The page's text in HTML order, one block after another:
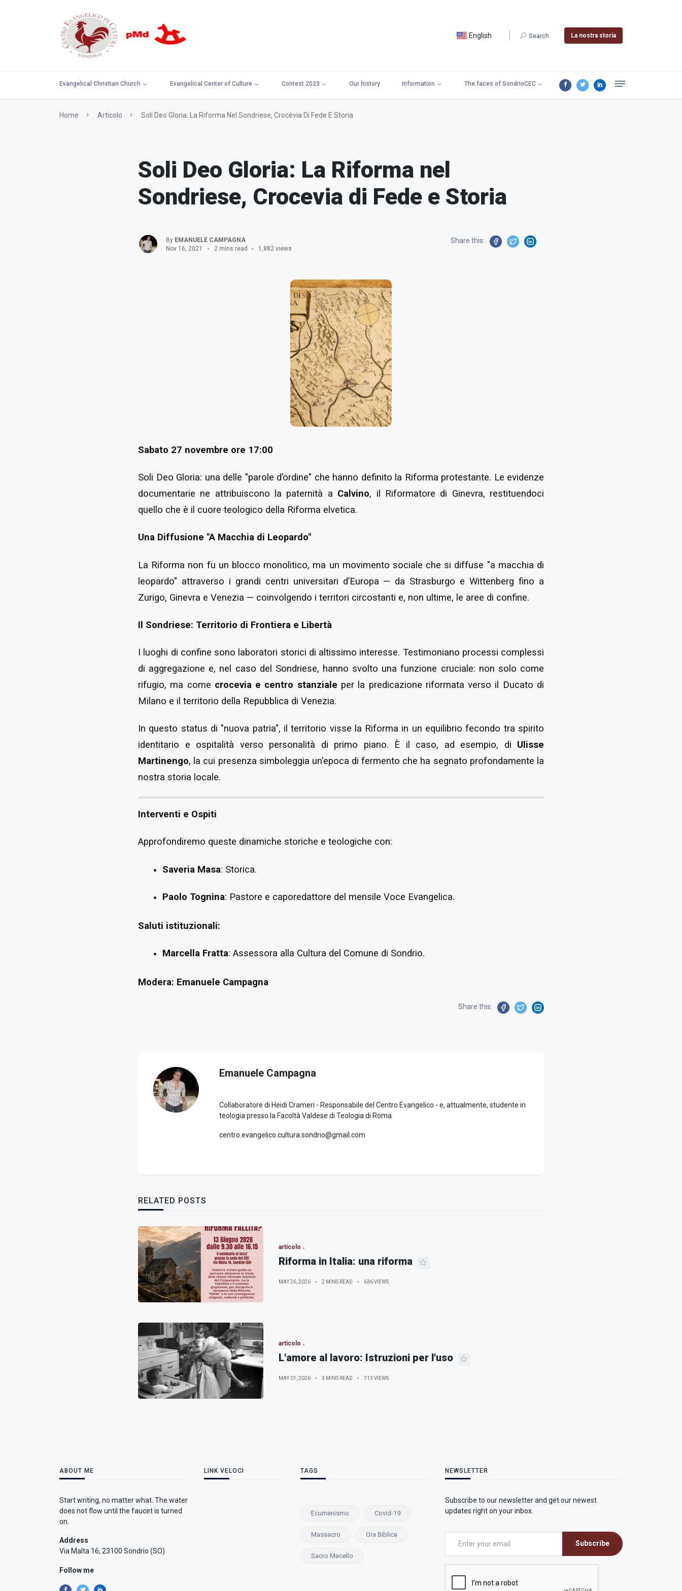
English Search La nostra storia
Evangelical Christian Church Evangelical Center of Culture Contest 2023 Our history Information The faces of SondrioCEC
Home Articolo Soli Deo Gloria: La Riforma Nel Sondriese, Crocevia Di Fede E Storia
Soli Deo Gloria: La Riforma nel
Sondriese, Crocevia di Fede e Storia
By EMANUELE CAMPAGNA
Nov 16, 2021
2 mins read 1,882 views
Share this:
Sabato 27 novembre ore 17:00
Soli Deo Gloria: una delle "parole d’ordine" che hanno definito la Riforma protestante. Le evidenze
documentarie ne attribuiscono la paternità a Calvino, il Riformatore di Ginevra, restituendoci
quello che è il cuore teologico della Riforma elvetica.
Una Diffusione "A Macchia di Leopardo"
La Riforma non fu un blocco monolitico, ma un movimento sociale che si diffuse "a macchia di
leopardo" attraverso i grandi centri universitari d’Europa — da Strasburgo e Wittenberg fino a
Zurigo, Ginevra e Venezia — coinvolgendo i territori circostanti e, non ultime, le aree di confine.
Il Sondriese: Territorio di Frontiera e Libertà
I luoghi di confine sono laboratori storici di altissimo interesse. Testimoniano processi complessi
di aggregazione e, nel caso del Sondriese, hanno svolto una funzione cruciale: non solo come
rifugio, ma come crocevia e centro stanziale per la predicazione riformata verso il Ducato di
Milano e il territorio della Repubblica di Venezia.
In questo status di "nuova patria", il territorio visse la Riforma in un equilibrio fecondo tra spirito
identitario e ospitalità verso personalità di primo piano. È il caso, ad esempio, di Ulisse
Martinengo, la cui presenza simboleggia un'epoca di fermento che ha segnato profondamente la
nostra storia locale.
Interventi e Ospiti
Approfondiremo queste dinamiche storiche e teologiche con:
Saveria Masa: Storica.
Paolo Tognina: Pastore e caporedattore del mensile Voce Evangelica.
Saluti istituzionali:
Marcella Fratta: Assessora alla Cultura del Comune di Sondrio.
Modera: Emanuele Campagna
Share this:
Emanuele Campagna
Collaboratore di Heidi Crameri - Responsabile del Centro Evangelico - e, attualmente, studente in
teologia presso la Facoltà Valdese di Teologia di Roma
centro.evangelico.cultura.sondrio@gmail.com
RELATED POSTS
articolo
Riforma in Italia: una riforma
MAY 26, 2026 2 MINS READ 636 VIEWS
articolo
L'amore al lavoro: Istruzioni per l'uso
MAY 01, 2026 3 MINS READ 713 VIEWS
ABOUT ME
Start writing, no matter what. The water
does not flow until the faucet is turned
on.
Address
Via Malta 16, 23100 Sondrio (SO)
Follow me
LINK VELOCI TAGS
Ecumenismo Covid-19
Massacro Ora Biblica
Sacro Macello
NEWSLETTER
Subscribe to our newsletter and get our newest
updates right on your inbox.
Subscribe